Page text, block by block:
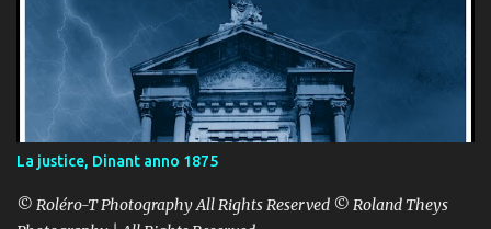
La justice, Dinant anno 1875
© Roléro-T Photography All Rights Reserved © Roland Theys